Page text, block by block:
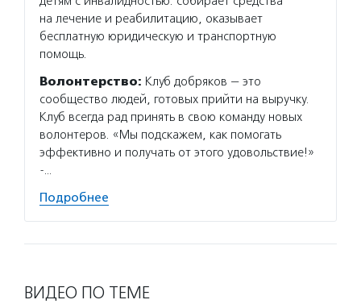
на лечение и реабилитацию, оказывает
бесплатную юридическую и транспортную
помощь.
Волонтерство: Клуб добряков — это
сообщество людей, готовых прийти на выручку.
Клуб всегда рад принять в свою команду новых
волонтеров. «Мы подскажем, как помогать
эффективно и получать от этого удовольствие!»
-…
Подробнее
ВИДЕО ПО ТЕМЕ